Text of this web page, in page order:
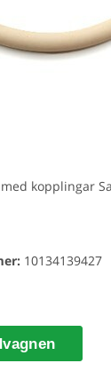
kopplingar
10134139427